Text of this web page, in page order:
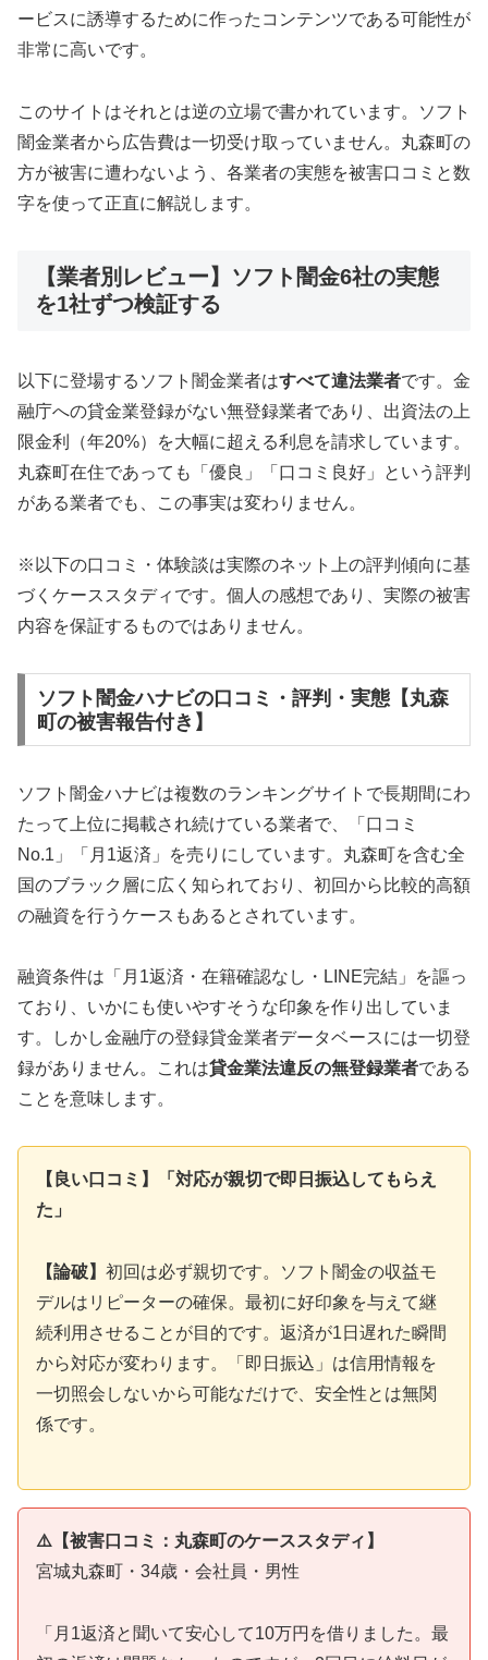
ービスに誘導するために作ったコンテンツである可能性が
非常に高いです。
このサイトはそれとは逆の立場で書かれています。ソフト
闇金業者から広告費は一切受け取っていません。丸森町の
方が被害に遭わないよう、各業者の実態を被害口コミと数
字を使って正直に解説します。
【業者別レビュー】ソフト闇金6社の実態
を1社ずつ検証する
以下に登場するソフト闇金業者はすべて違法業者です。金
融庁への貸金業登録がない無登録業者であり、出資法の上
限金利（年20%）を大幅に超える利息を請求しています。
丸森町在住であっても「優良」「口コミ良好」という評判
がある業者でも、この事実は変わりません。
※以下の口コミ・体験談は実際のネット上の評判傾向に基
づくケーススタディです。個人の感想であり、実際の被害
内容を保証するものではありません。
ソフト闇金ハナビの口コミ・評判・実態【丸森
町の被害報告付き】
ソフト闇金ハナビは複数のランキングサイトで長期間にわ
たって上位に掲載され続けている業者で、「口コミ
No.1」「月1返済」を売りにしています。丸森町を含む全
国のブラック層に広く知られており、初回から比較的高額
の融資を行うケースもあるとされています。
融資条件は「月1返済・在籍確認なし・LINE完結」を謳っ
ており、いかにも使いやすそうな印象を作り出していま
す。しかし金融庁の登録貸金業者データベースには一切登
録がありません。これは貸金業法違反の無登録業者である
ことを意味します。
【良い口コミ】「対応が親切で即日振込してもらえ
た」
【論破】 初回は必ず親切です。ソフト闇金の収益モ
デルはリピーターの確保。最初に好印象を与えて継
続利用させることが目的です。返済が1日遅れた瞬間
から対応が変わります。「即日振込」は信用情報を
一切照会しないから可能なだけで、安全性とは無関
係です。
⚠️【被害口コミ：丸森町のケーススタディ】
宮城丸森町・34歳・会社員・男性
「月1返済と聞いて安心して10万円を借りました。最